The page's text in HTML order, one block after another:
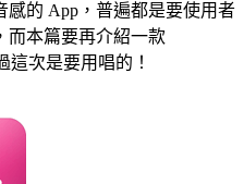
感的 App，普遍都是要使用者
而本篇要再介紹一款
這次是要用唱的！